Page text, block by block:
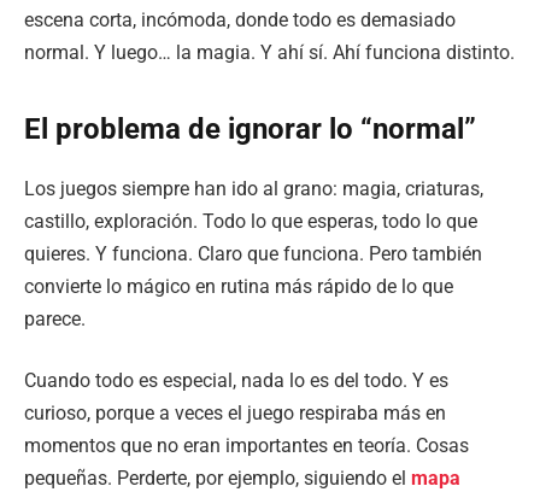
escena corta, incómoda, donde todo es demasiado
normal. Y luego… la magia. Y ahí sí. Ahí funciona distinto.
El problema de ignorar lo “normal”
Los juegos siempre han ido al grano: magia, criaturas,
castillo, exploración. Todo lo que esperas, todo lo que
quieres. Y funciona. Claro que funciona. Pero también
convierte lo mágico en rutina más rápido de lo que
parece.
Cuando todo es especial, nada lo es del todo. Y es
curioso, porque a veces el juego respiraba más en
momentos que no eran importantes en teoría. Cosas
pequeñas. Perderte, por ejemplo, siguiendo el mapa